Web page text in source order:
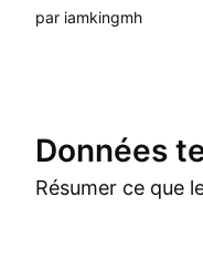
le prix vient
par iamkingmh
Données
Résumer ce que